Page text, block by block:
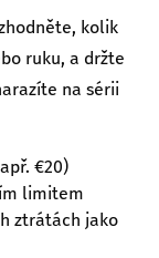
kolik
ruku, a držte
na sérii
€20)
limitem
ztrátách jako